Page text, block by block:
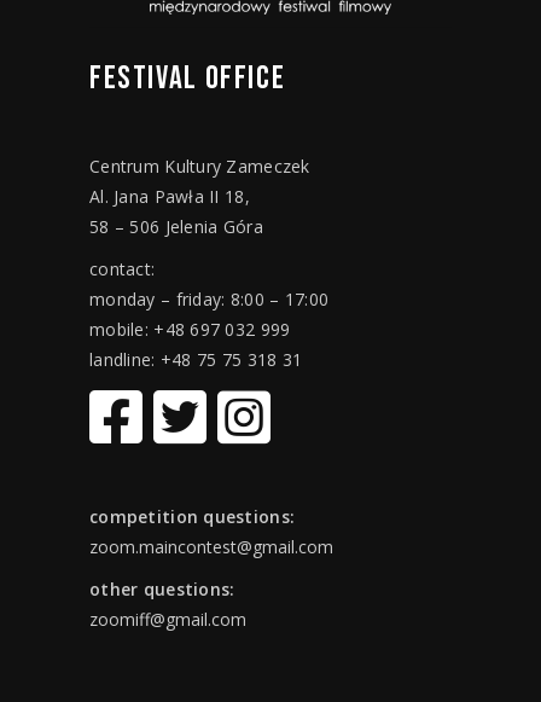
FESTIVAL OFFICE
Centrum Kultury Zameczek
Al. Jana Pawła II 18,
58 – 506 Jelenia Góra
contact:
monday – friday: 8:00 – 17:00
mobile: +48 697 032 999
landline: +48 75 75 318 31
competition questions:
zoom.maincontest@gmail.com
other questions:
zoomiff@gmail.com